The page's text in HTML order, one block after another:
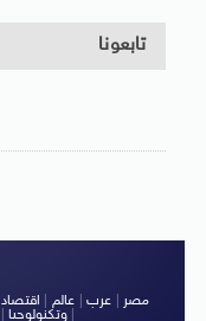
تابعونا
مصر عرب عالم اقتصاد
وتكنولوجيا| |